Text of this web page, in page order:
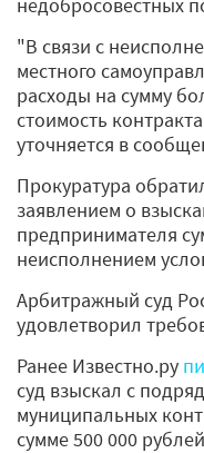
"В связи с
местного
расходы на сумму
стоимость
уточняется в
Прокуратура
заявлением о
предпринимателя
неисполнением
Арбитражный суд
удовлетворил
Ранее Известно.ру
суд взыскал с
муниципальных
сумме 500 000